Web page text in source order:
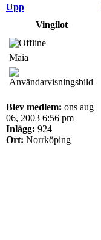
Upp
Vingilot
Maia
Blev medlem: ons aug
06, 2003 6:56 pm
Inlägg: 924
Ort: Norrköping